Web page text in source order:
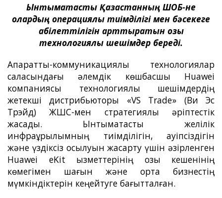
Ынтымақтастық Қазақстанның ШОБ-не
олардың операциялық тиімділігі мен бәсекеге
қабілеттілігін арттыратын озық
технологиялық шешімдер береді.
Ақпараттық-коммуникациялық технологиялар
саласындағы әлемдік көшбасшы Huawei
компаниясы технологиялық шешімдердің
жетекші дистрибьюторы «VS Trade» (Ви Эс
Трэйд) ЖШС-мен стратегиялық әріптестік
жасады. Ынтымақтастық желілік
инфрақұрылымның тиімділігін, қауіпсіздігін
және үздіксіз қосылуын жақсарту үшін әзірленген
Huawei eKit қызметтерінің озық кешенінің
көмегімен шағын және орта бизнестің
мүмкіндіктерін кеңейтуге бағытталған.